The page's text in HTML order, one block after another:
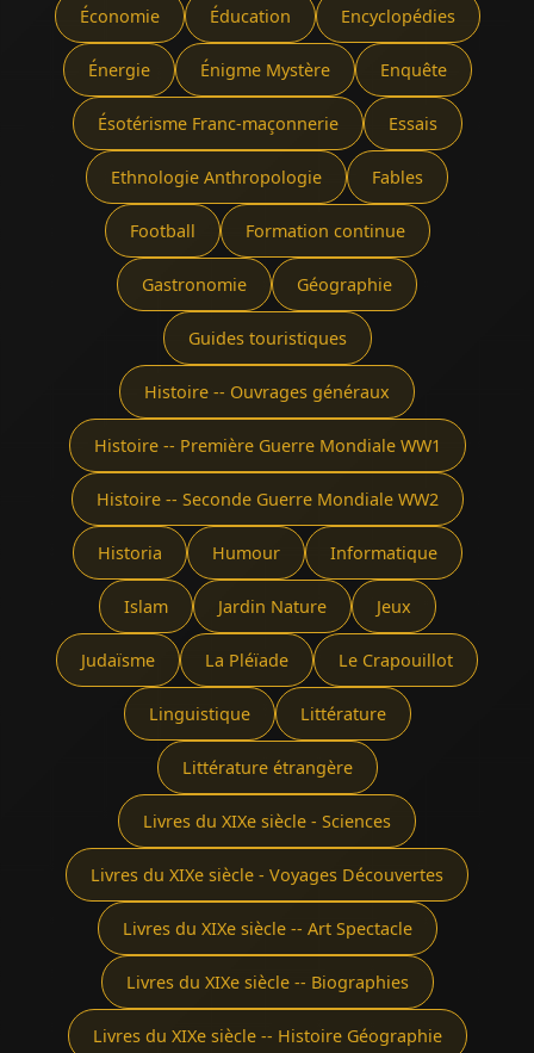
Économie Éducation Encyclopédies
Énergie Énigme Mystère Enquête
Ésotérisme Franc-maçonnerie Essais
Ethnologie Anthropologie Fables
Football Formation continue
Gastronomie Géographie
Guides touristiques
Histoire -- Ouvrages généraux
Histoire -- Première Guerre Mondiale WW1
Histoire -- Seconde Guerre Mondiale WW2
Historia Humour Informatique
Islam Jardin Nature Jeux
Judaïsme La Pléïade Le Crapouillot
Linguistique Littérature
Littérature étrangère
Livres du XIXe siècle - Sciences
Livres du XIXe siècle - Voyages Découvertes
Livres du XIXe siècle -- Art Spectacle
Livres du XIXe siècle -- Biographies
Livres du XIXe siècle -- Histoire Géographie